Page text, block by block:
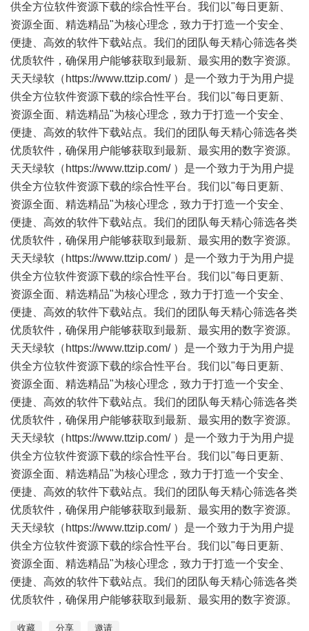
供全方位软件资源下载的综合性平台。我们以"每日更新、
资源全面、精选精品"为核心理念，致力于打造一个安全、
便捷、高效的软件下载站点。我们的团队每天精心筛选各类
优质软件，确保用户能够获取到最新、最实用的数字资源。
天天绿软（https://www.ttzip.com/ ）是一个致力于为用户提
供全方位软件资源下载的综合性平台。我们以"每日更新、
资源全面、精选精品"为核心理念，致力于打造一个安全、
便捷、高效的软件下载站点。我们的团队每天精心筛选各类
优质软件，确保用户能够获取到最新、最实用的数字资源。
天天绿软（https://www.ttzip.com/ ）是一个致力于为用户提
供全方位软件资源下载的综合性平台。我们以"每日更新、
资源全面、精选精品"为核心理念，致力于打造一个安全、
便捷、高效的软件下载站点。我们的团队每天精心筛选各类
优质软件，确保用户能够获取到最新、最实用的数字资源。
天天绿软（https://www.ttzip.com/ ）是一个致力于为用户提
供全方位软件资源下载的综合性平台。我们以"每日更新、
资源全面、精选精品"为核心理念，致力于打造一个安全、
便捷、高效的软件下载站点。我们的团队每天精心筛选各类
优质软件，确保用户能够获取到最新、最实用的数字资源。
天天绿软（https://www.ttzip.com/ ）是一个致力于为用户提
供全方位软件资源下载的综合性平台。我们以"每日更新、
资源全面、精选精品"为核心理念，致力于打造一个安全、
便捷、高效的软件下载站点。我们的团队每天精心筛选各类
优质软件，确保用户能够获取到最新、最实用的数字资源。
天天绿软（https://www.ttzip.com/ ）是一个致力于为用户提
供全方位软件资源下载的综合性平台。我们以"每日更新、
资源全面、精选精品"为核心理念，致力于打造一个安全、
便捷、高效的软件下载站点。我们的团队每天精心筛选各类
优质软件，确保用户能够获取到最新、最实用的数字资源。
天天绿软（https://www.ttzip.com/ ）是一个致力于为用户提
供全方位软件资源下载的综合性平台。我们以"每日更新、
资源全面、精选精品"为核心理念，致力于打造一个安全、
便捷、高效的软件下载站点。我们的团队每天精心筛选各类
优质软件，确保用户能够获取到最新、最实用的数字资源。
收藏 分享 邀请